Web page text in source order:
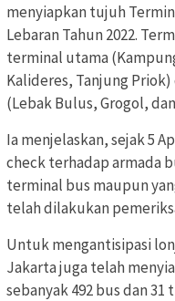
menyiapkan tujuh
Lebaran Tahun 2022.
terminal utama
Kalideres, Tanjung
(Lebak Bulus, Grogol,
Ia menjelaskan, sejak 5
check terhadap armada
terminal bus maupun
telah dilakukan
Untuk mengantisipasi
Jakarta juga telah
sebanyak 492 bus dan